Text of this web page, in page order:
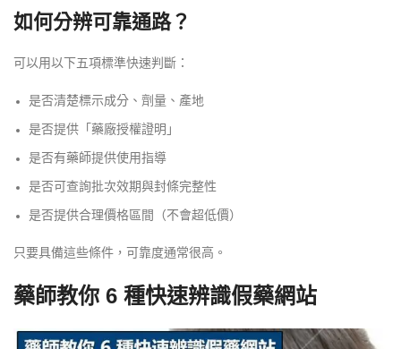
如何分辨可靠通路？
可以用以下五項標準快速判斷：
是否清楚標示成分、劑量、產地
是否提供「藥廠授權證明」
是否有藥師提供使用指導
是否可查詢批次效期與封條完整性
是否提供合理價格區間（不會超低價）
只要具備這些條件，可靠度通常很高。
藥師教你 6 種快速辨識假藥網站